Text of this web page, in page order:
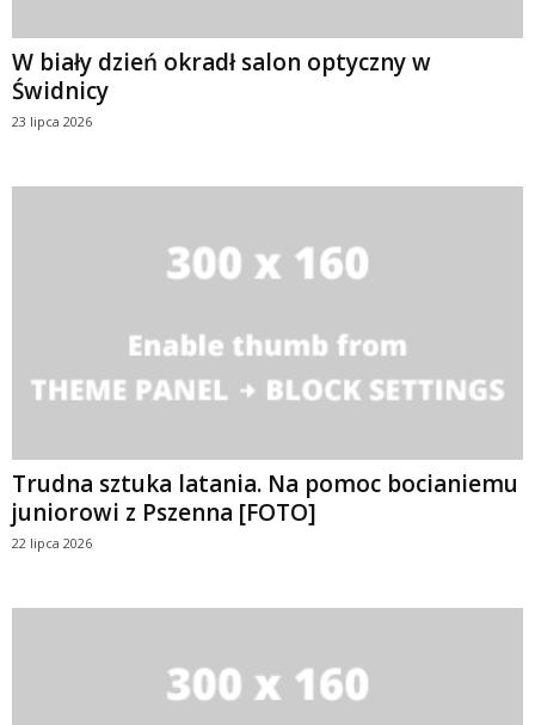
W biały dzień okradł salon optyczny w
Świdnicy
23 lipca 2026
Trudna sztuka latania. Na pomoc bocianiemu
juniorowi z Pszenna [FOTO]
22 lipca 2026